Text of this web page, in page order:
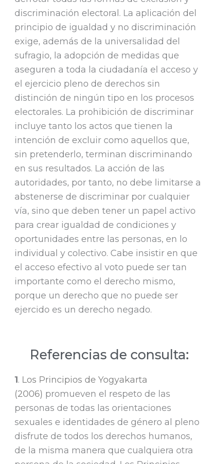
discriminación electoral. La aplicación del
principio de igualdad y no discriminación
exige, además de la universalidad del
sufragio, la adopción de medidas que
aseguren a toda la ciudadanía el acceso y
el ejercicio pleno de derechos sin
distinción de ningún tipo en los procesos
electorales. La prohibición de discriminar
incluye tanto los actos que tienen la
intención de excluir como aquellos que,
sin pretenderlo, terminan discriminando
en sus resultados. La acción de las
autoridades, por tanto, no debe limitarse a
abstenerse de discriminar por cualquier
vía, sino que deben tener un papel activo
para crear igualdad de condiciones y
oportunidades entre las personas, en lo
individual y colectivo. Cabe insistir en que
el acceso efectivo al voto puede ser tan
importante como el derecho mismo,
porque un derecho que no puede ser
ejercido es un derecho negado.
Referencias de consulta:
1. Los Principios de Yogyakarta
(2006) promueven el respeto de las
personas de todas las orientaciones
sexuales e identidades de género al pleno
disfrute de todos los derechos humanos,
de la misma manera que cualquiera otra